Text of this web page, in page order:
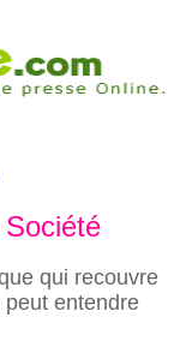
qui recouvre
entendre